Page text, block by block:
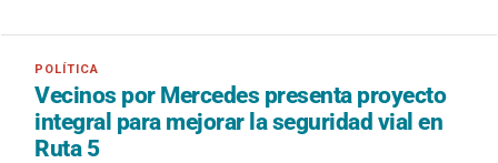
Vecinos por Mercedes presenta proyecto
integral para mejorar la seguridad vial en
Ruta 5